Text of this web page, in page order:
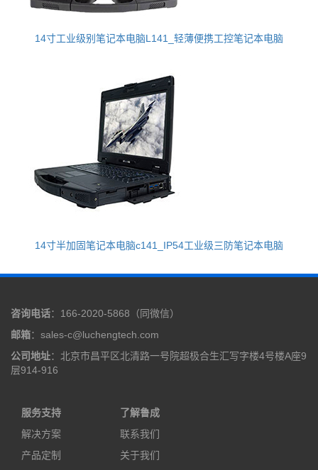
14寸工业级别笔记本电脑L141_轻薄便携工控笔记本电脑
14寸半加固笔记本电脑c141_IP54工业级三防笔记本电脑
咨询电话：166-2020-5868（同微信）
邮箱：sales-c@luchengtech.com
公司地址：北京市昌平区北清路一号院超极合生汇写字楼4号楼A座9
层914-916
服务支持
解决方案
产品定制
了解鲁成
联系我们
关于我们